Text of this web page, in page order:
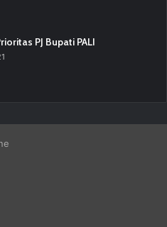
PJ Bupati PALI